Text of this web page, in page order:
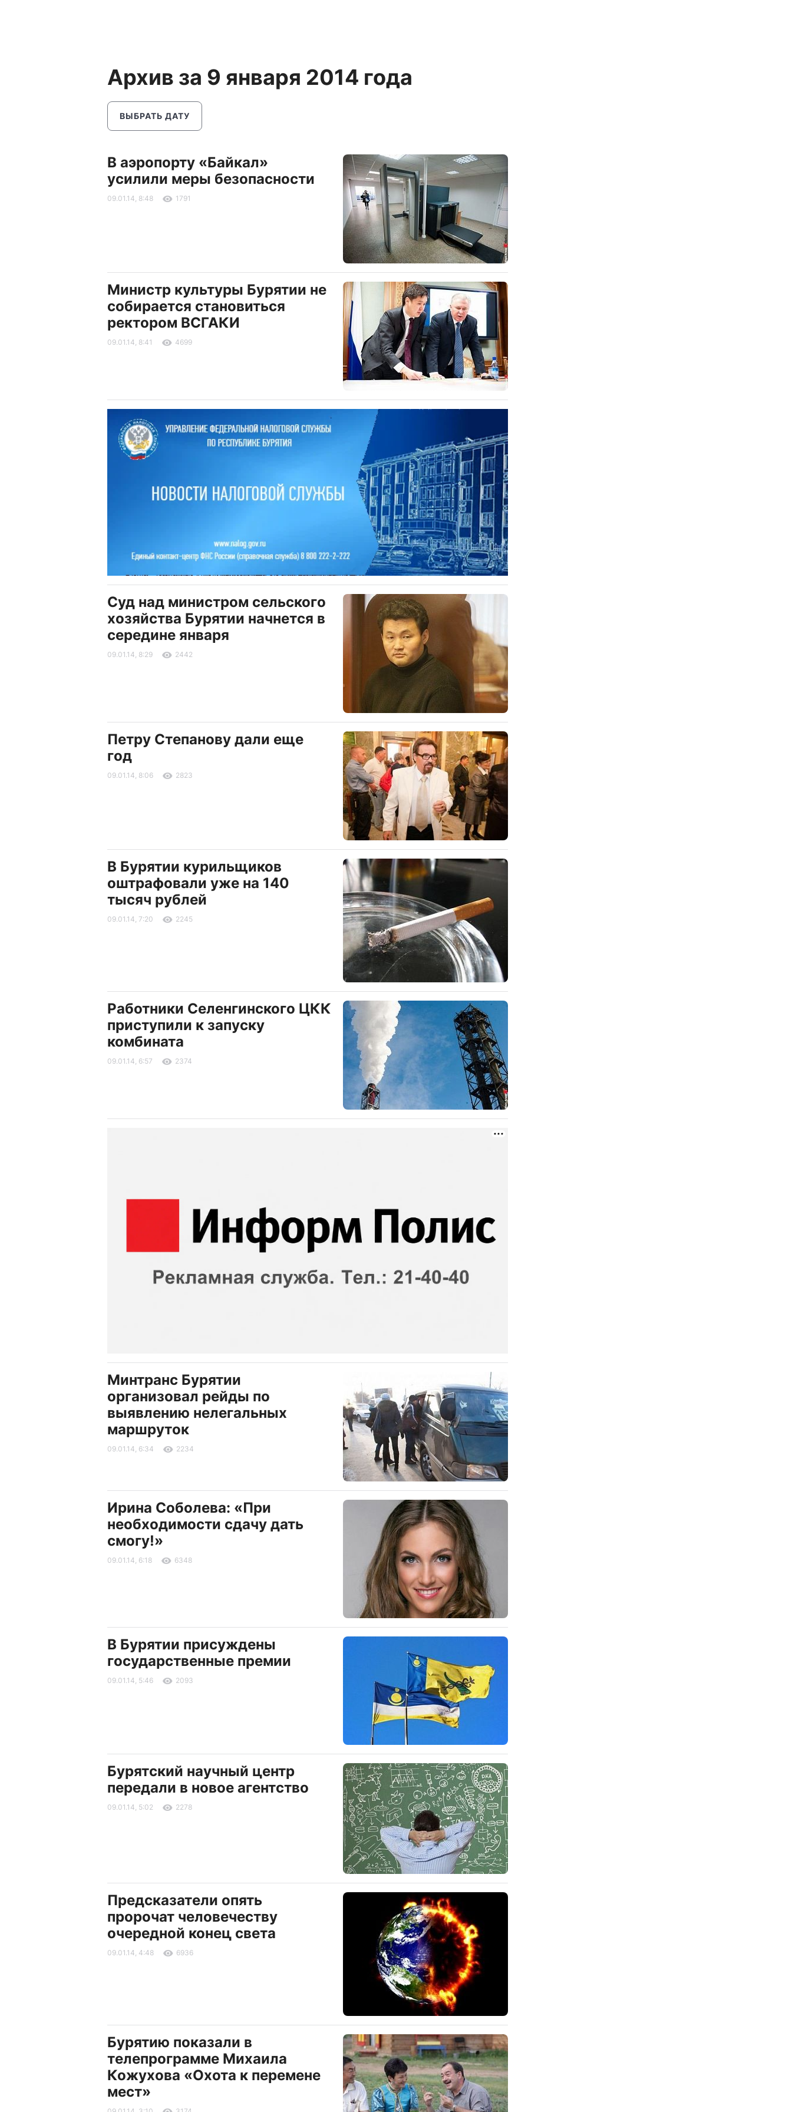
Архив за 9 января 2014 года
ВЫБРАТЬ ДАТУ
В аэропорту «Байкал»
усилили меры безопасности
09.01.14, 8:48 1791
Министр культуры Бурятии не
собирается становиться
ректором ВСГАКИ
09.01.14, 8:41 4699
Суд над министром сельского
хозяйства Бурятии начнется в
середине января
09.01.14, 8:29 2442
Петру Степанову дали еще
год
09.01.14, 8:06 2823
В Бурятии курильщиков
оштрафовали уже на 140
тысяч рублей
09.01.14, 7:20 2245
Работники Селенгинского ЦКК
приступили к запуску
комбината
09.01.14, 6:57 2374
Минтранс Бурятии
организовал рейды по
выявлению нелегальных
маршруток
09.01.14, 6:34 2234
Ирина Соболева: «При
необходимости сдачу дать
смогу!»
09.01.14, 6:18 6348
В Бурятии присуждены
государственные премии
09.01.14, 5:46 2093
Бурятский научный центр
передали в новое агентство
09.01.14, 5:02 2278
Предсказатели опять
пророчат человечеству
очередной конец света
09.01.14, 4:48 6936
Бурятию показали в
телепрограмме Михаила
Кожухова «Охота к перемене
мест»